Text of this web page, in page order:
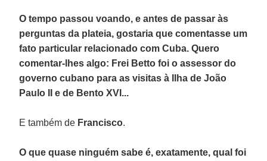
O tempo passou voando, e antes de passar às
perguntas da plateia, gostaria que comentasse um
fato particular relacionado com Cuba. Quero
comentar-lhes algo: Frei Betto foi o assessor do
governo cubano para as visitas à Ilha de João
Paulo II e de Bento XVI...
E também de Francisco.
O que quase ninguém sabe é, exatamente, qual foi